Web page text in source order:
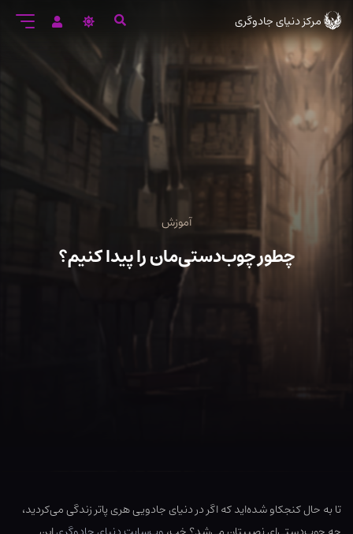
ورود
به
متن
اصلی
مرکز دنیای جادوگری
آموزش
چطور چوب‌دستی‌مان را پیدا کنیم؟
تا به حال کنجکاو شده‌اید که اگر در دنیای جادویی هری پاتر زندگی می‌کردید،